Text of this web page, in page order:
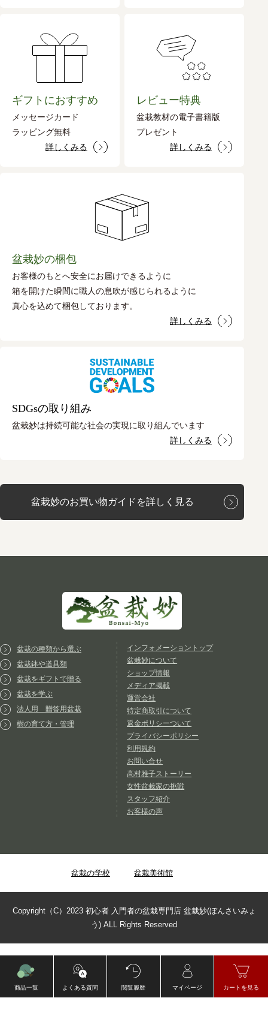
ギフトにおすすめ
メッセージカード
ラッピング無料
詳しくみる
レビュー特典
盆栽教材の電子書籍版
プレゼント
詳しくみる
盆栽妙の梱包
お客様のもとへ安全にお届けできるように
箱を開けた瞬間に職人の息吹が感じられるように
真心を込めて梱包しております。
詳しくみる
SDGsの取り組み
盆栽妙は持続可能な社会の実現に取り組んでいます
詳しくみる
盆栽妙のお買い物ガイドを詳しく見る
盆栽の種類から選ぶ
盆栽鉢や道具類
盆栽をギフトで贈る
盆栽を学ぶ
法人用 贈答用盆栽
樹の育て方・管理
インフォメーショントップ
盆栽妙について
ショップ情報
メディア掲載
運営会社
特定商取引について
返金ポリシーついて
プライバシーポリシー
利用規約
お問い合せ
高村雅子ストーリー
女性盆栽家の挑戦
スタッフ紹介
お客様の声
盆栽の学校 盆栽美術館
Copyright（C）2023 初心者 入門者の盆栽専門店 盆栽妙(ぼんさいみょ
う) ALL Rights Reserved
商品一覧 よくある質問 閲覧履歴 マイページ カートを見る